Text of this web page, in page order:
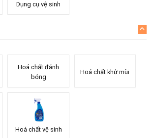
Dụng cụ vệ sinh
Hoá chất đánh
bóng
Hoá chất khử mùi
Hoá chất vệ sinh